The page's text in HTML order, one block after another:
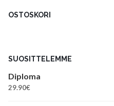
OSTOSKORI
SUOSITTELEMME
Diploma
29.90€